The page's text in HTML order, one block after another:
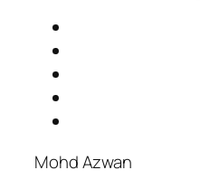
Mohd Azwan